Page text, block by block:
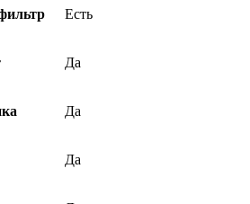
Есть
Да
Да
Да